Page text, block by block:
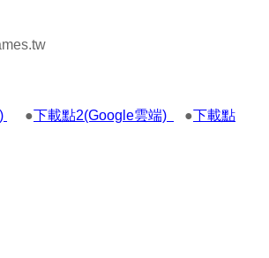
●下載點2(Google雲端) ●下載點